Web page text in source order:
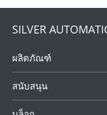
ความร้อนชนิด
อากาศอัดเป็น
สำคัญในงาน
อุตสาหกรรม
ต่างๆ โดยใช้ใน
การขับเคลื่อน
SILVER
ผลิตภัณฑ์
สนับสนุน